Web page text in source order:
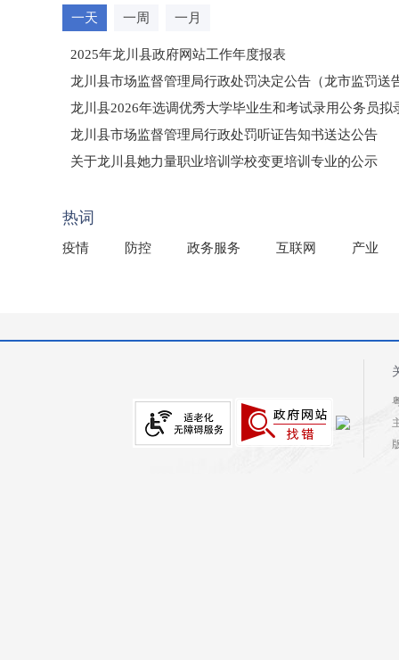
一天 一周 一月
2025年龙川县政府网站工作年度报表
龙川县市场监督管理局行政处罚决定公告（龙市监罚送
龙川县2026年选调优秀大学毕业生和考试录用公务员拟
龙川县市场监督管理局行政处罚听证告知书送达公告
（龙市监罚送告〔2026〕71号）
关于龙川县她力量职业培训学校变更培训专业的公示
热词
疫情 防控 政务服务 互联网 产业